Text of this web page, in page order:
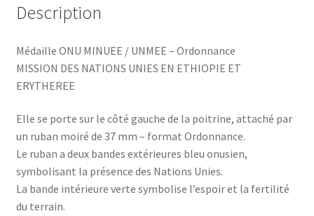
Description
Médaille ONU MINUEE / UNMEE – Ordonnance
MISSION DES NATIONS UNIES EN ETHIOPIE ET
ERYTHEREE
Elle se porte sur le côté gauche de la poitrine, attaché par
un ruban moiré de 37 mm – format Ordonnance.
Le ruban a deux bandes extérieures bleu onusien,
symbolisant la présence des Nations Unies.
La bande intérieure verte symbolise l’espoir et la fertilité
du terrain.